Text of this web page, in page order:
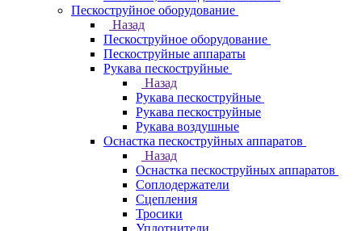
Пескоструйное оборудование
Назад
Пескоструйное оборудование
Пескоструйные аппараты
Рукава пескоструйные
Назад
Рукава пескоструйные
Рукава пескоструйные
Рукава воздушные
Оснастка пескоструйных аппаратов
Назад
Оснастка пескоструйных аппаратов
Соплодержатели
Сцепления
Тросики
Уплотнители